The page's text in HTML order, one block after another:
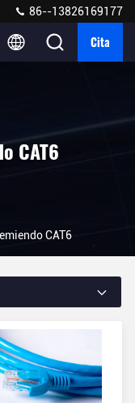
86--13826169177
Cita
CAT6
CAT6